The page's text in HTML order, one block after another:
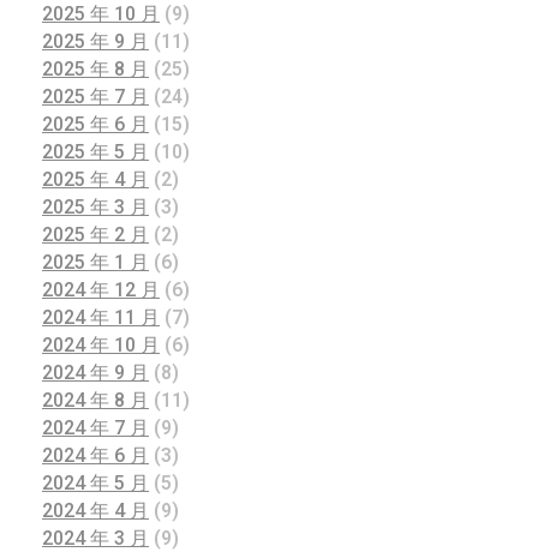
2025 年 10 月 (9)
2025 年 9 月 (11)
2025 年 8 月 (25)
2025 年 7 月 (24)
2025 年 6 月 (15)
2025 年 5 月 (10)
2025 年 4 月 (2)
2025 年 3 月 (3)
2025 年 2 月 (2)
2025 年 1 月 (6)
2024 年 12 月 (6)
2024 年 11 月 (7)
2024 年 10 月 (6)
2024 年 9 月 (8)
2024 年 8 月 (11)
2024 年 7 月 (9)
2024 年 6 月 (3)
2024 年 5 月 (5)
2024 年 4 月 (9)
2024 年 3 月 (9)